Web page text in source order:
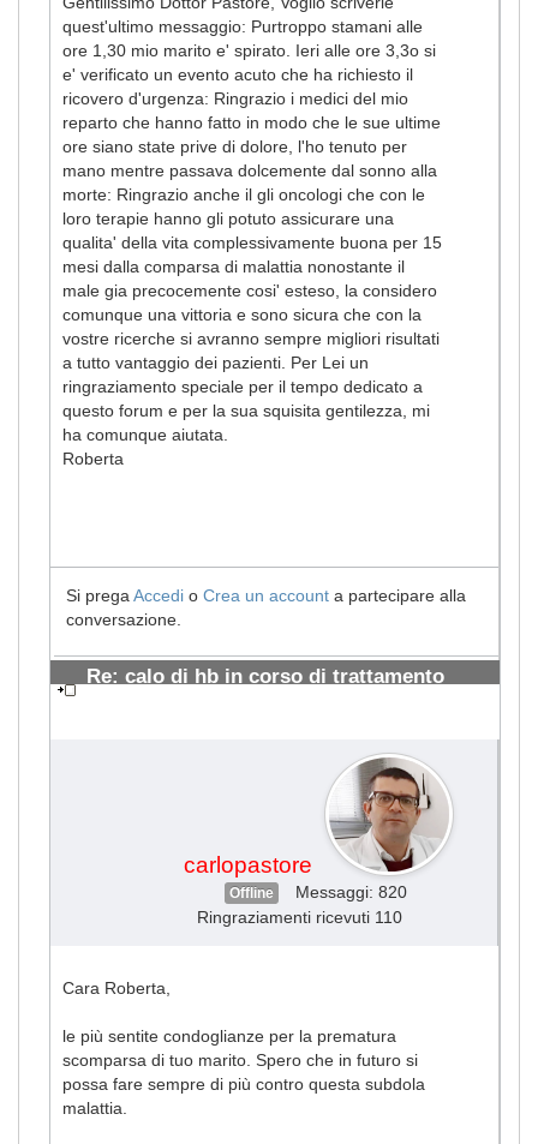
quest'ultimo messaggio: Purtroppo stamani alle
ore 1,30 mio marito e' spirato. Ieri alle ore 3,3o si
e' verificato un evento acuto che ha richiesto il
ricovero d'urgenza: Ringrazio i medici del mio
reparto che hanno fatto in modo che le sue ultime
ore siano state prive di dolore, l'ho tenuto per
mano mentre passava dolcemente dal sonno alla
morte: Ringrazio anche il gli oncologi che con le
loro terapie hanno gli potuto assicurare una
qualita' della vita complessivamente buona per 15
mesi dalla comparsa di malattia nonostante il
male gia precocemente cosi' esteso, la considero
comunque una vittoria e sono sicura che con la
vostre ricerche si avranno sempre migliori risultati
a tutto vantaggio dei pazienti. Per Lei un
ringraziamento speciale per il tempo dedicato a
questo forum e per la sua squisita gentilezza, mi
ha comunque aiutata.
Roberta
Si prega Accedi o Crea un account a partecipare alla
conversazione.
Re: calo di hb in corso di trattamento
carlopastore
Offline
Messaggi: 820
Ringraziamenti ricevuti 110
Cara Roberta,
le più sentite condoglianze per la prematura
scomparsa di tuo marito. Spero che in futuro si
possa fare sempre di più contro questa subdola
malattia.